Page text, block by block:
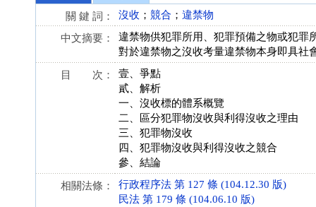
關 鍵 詞：
沒收 ； 競合 ； 違禁物
中文摘要：
違禁物供犯罪所用、犯罪預備之物或犯罪
對於違禁物之沒收考量違禁物本身即具社
目 次：
壹、爭點
貳、解析
一、沒收標的體系概覽
二、區分犯罪物沒收與利得沒收之理由
三、犯罪物沒收
四、犯罪物沒收與利得沒收之競合
參、結論
相關法條：
行政程序法 第 127 條 (104.12.30 版)
民法 第 179 條 (104.06.10 版)